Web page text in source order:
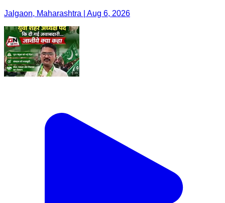
Jalgaon, Maharashtra | Aug 6, 2026